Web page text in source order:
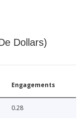
Dollars)
Engagements
0.28